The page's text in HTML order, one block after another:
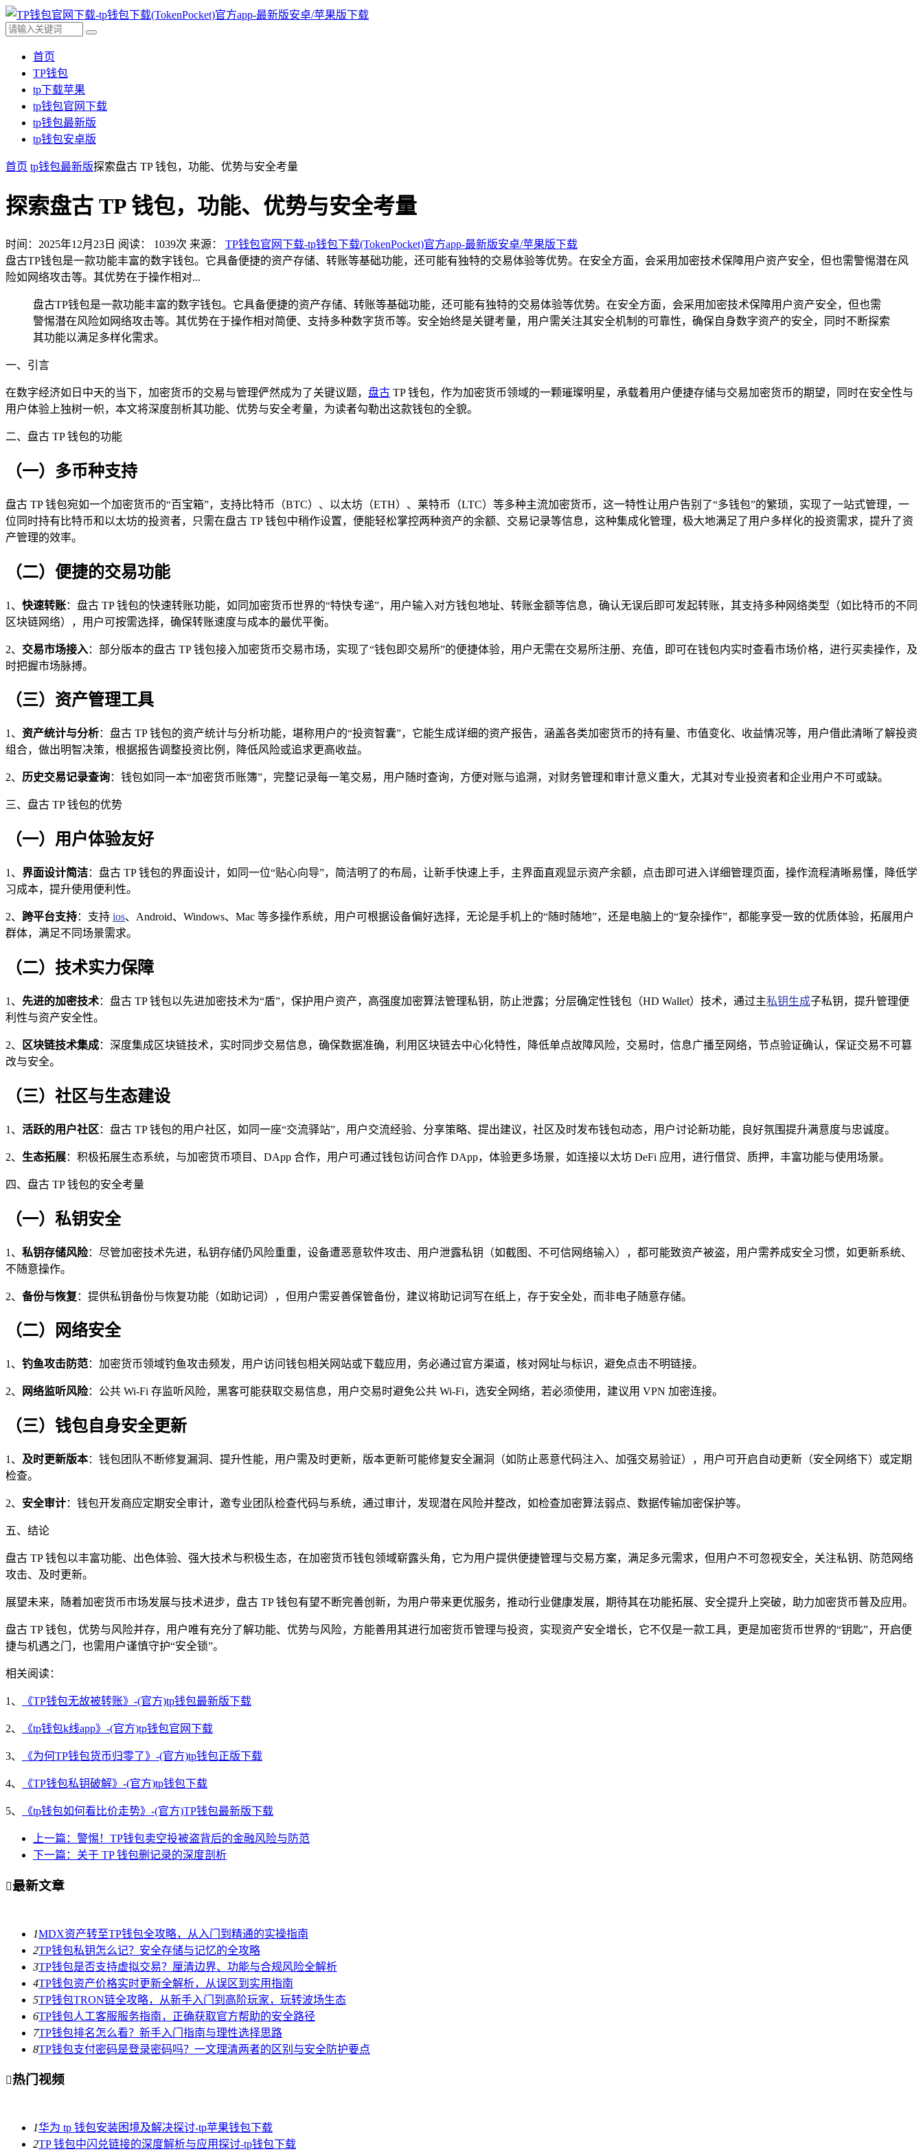
首页
TP钱包
tp下载苹果
tp钱包官网下载
tp钱包最新版
tp钱包安卓版
首页 tp钱包最新版探索盘古 TP 钱包，功能、优势与安全考量
探索盘古 TP 钱包，功能、优势与安全考量
时间：2025年12月23日 阅读： 1039次 来源： TP钱包官网下载-tp钱包下载(TokenPocket)官方app-最新版安卓/苹果版下载
盘古TP钱包是一款功能丰富的数字钱包。它具备便捷的资产存储、转账等基础功能，还可能有独特的交易体验等优势。在安全方面，会采用加密技术保障用户资产安全，但也需警惕潜在风
险如网络攻击等。其优势在于操作相对...
盘古TP钱包是一款功能丰富的数字钱包。它具备便捷的资产存储、转账等基础功能，还可能有独特的交易体验等优势。在安全方面，会采用加密技术保障用户资产安全，但也需
警惕潜在风险如网络攻击等。其优势在于操作相对简便、支持多种数字货币等。安全始终是关键考量，用户需关注其安全机制的可靠性，确保自身数字资产的安全，同时不断探索
其功能以满足多样化需求。
一、引言
在数字经济如日中天的当下，加密货币的交易与管理俨然成为了关键议题， 盘古 TP 钱包，作为加密货币领域的一颗璀璨明星，承载着用户便捷存储与交易加密货币的期望，同时在安全性与
用户体验上独树一帜，本文将深度剖析其功能、优势与安全考量，为读者勾勒出这款钱包的全貌。
二、盘古 TP 钱包的功能
（一）多币种支持
盘古 TP 钱包宛如一个加密货币的“百宝箱”，支持比特币（BTC）、以太坊（ETH）、莱特币（LTC）等多种主流加密货币，这一特性让用户告别了“多钱包”的繁琐，实现了一站式管理，一
位同时持有比特币和以太坊的投资者，只需在盘古 TP 钱包中稍作设置，便能轻松掌控两种资产的余额、交易记录等信息，这种集成化管理，极大地满足了用户多样化的投资需求，提升了资
产管理的效率。
（二）便捷的交易功能
1、 快速转账：盘古 TP 钱包的快速转账功能，如同加密货币世界的“特快专递”，用户输入对方钱包地址、转账金额等信息，确认无误后即可发起转账，其支持多种网络类型（如比特币的不同
区块链网络），用户可按需选择，确保转账速度与成本的最优平衡。
2、 交易市场接入：部分版本的盘古 TP 钱包接入加密货币交易市场，实现了“钱包即交易所”的便捷体验，用户无需在交易所注册、充值，即可在钱包内实时查看市场价格，进行买卖操作，及
时把握市场脉搏。
（三）资产管理工具
1、 资产统计与分析：盘古 TP 钱包的资产统计与分析功能，堪称用户的“投资智囊”，它能生成详细的资产报告，涵盖各类加密货币的持有量、市值变化、收益情况等，用户借此清晰了解投资
组合，做出明智决策，根据报告调整投资比例，降低风险或追求更高收益。
2、 历史交易记录查询：钱包如同一本“加密货币账簿”，完整记录每一笔交易，用户随时查询，方便对账与追溯，对财务管理和审计意义重大，尤其对专业投资者和企业用户不可或缺。
三、盘古 TP 钱包的优势
（一）用户体验友好
1、 界面设计简洁：盘古 TP 钱包的界面设计，如同一位“贴心向导”，简洁明了的布局，让新手快速上手，主界面直观显示资产余额，点击即可进入详细管理页面，操作流程清晰易懂，降低学
习成本，提升使用便利性。
2、 跨平台支持：支持 ios、Android、Windows、Mac 等多操作系统，用户可根据设备偏好选择，无论是手机上的“随时随地”，还是电脑上的“复杂操作”，都能享受一致的优质体验，拓展用户
群体，满足不同场景需求。
（二）技术实力保障
1、 先进的加密技术：盘古 TP 钱包以先进加密技术为“盾”，保护用户资产，高强度加密算法管理私钥，防止泄露；分层确定性钱包（HD Wallet）技术，通过主私钥生成子私钥，提升管理便
利性与资产安全性。
2、 区块链技术集成：深度集成区块链技术，实时同步交易信息，确保数据准确，利用区块链去中心化特性，降低单点故障风险，交易时，信息广播至网络，节点验证确认，保证交易不可篡
改与安全。
（三）社区与生态建设
1、 活跃的用户社区 ：盘古 TP 钱包的用户社区，如同一座“交流驿站”，用户交流经验、分享策略、提出建议，社区及时发布钱包动态，用户讨论新功能，良好氛围提升满意度与忠诚度。
2、 生态拓展：积极拓展生态系统，与加密货币项目、DApp 合作，用户可通过钱包访问合作 DApp，体验更多场景，如连接以太坊 DeFi 应用，进行借贷、质押，丰富功能与使用场景。
四、盘古 TP 钱包的安全考量
（一）私钥安全
1、 私钥存储风险：尽管加密技术先进，私钥存储仍风险重重，设备遭恶意软件攻击、用户泄露私钥（如截图、不可信网络输入），都可能致资产被盗，用户需养成安全习惯，如更新系统、
不随意操作。
2、 备份与恢复 ：提供私钥备份与恢复功能（如助记词），但用户需妥善保管备份，建议将助记词写在纸上，存于安全处，而非电子随意存储。
（二）网络安全
1、 钓鱼攻击防范：加密货币领域钓鱼攻击频发，用户访问钱包相关网站或下载应用，务必通过官方渠道，核对网址与标识，避免点击不明链接。
2、 网络监听风险：公共 Wi-Fi 存监听风险，黑客可能获取交易信息，用户交易时避免公共 Wi-Fi，选安全网络，若必须使用，建议用 VPN 加密连接。
（三）钱包自身安全更新
1、 及时更新版本：钱包团队不断修复漏洞、提升性能，用户需及时更新，版本更新可能修复安全漏洞（如防止恶意代码注入、加强交易验证），用户可开启自动更新（安全网络下）或定期
检查。
2、 安全审计：钱包开发商应定期安全审计，邀专业团队检查代码与系统，通过审计，发现潜在风险并整改，如检查加密算法弱点、数据传输加密保护等。
五、结论
盘古 TP 钱包以丰富功能、出色体验、强大技术与积极生态，在加密货币钱包领域崭露头角，它为用户提供便捷管理与交易方案，满足多元需求，但用户不可忽视安全，关注私钥、防范网络
攻击、及时更新。
展望未来，随着加密货币市场发展与技术进步，盘古 TP 钱包有望不断完善创新，为用户带来更优服务，推动行业健康发展，期待其在功能拓展、安全提升上突破，助力加密货币普及应用。
盘古 TP 钱包，优势与风险并存，用户唯有充分了解功能、优势与风险，方能善用其进行加密货币管理与投资，实现资产安全增长，它不仅是一款工具，更是加密货币世界的“钥匙”，开启便
捷与机遇之门，也需用户谨慎守护“安全锁”。
相关阅读：
1、 《TP钱包无故被转账》-(官方)tp钱包最新版下载
2、 《tp钱包k线app》-(官方)tp钱包官网下载
3、 《为何TP钱包货币归零了》-(官方)tp钱包正版下载
4、 《TP钱包私钥破解》-(官方)tp钱包下载
5、 《tp钱包如何看比价走势》-(官方)TP钱包最新版下载
上一篇：警惕！TP钱包卖空投被盗背后的金融风险与防范
下一篇：关于 TP 钱包删记录的深度剖析
最新文章
1MDX资产转至TP钱包全攻略，从入门到精通的实操指南
2TP钱包私钥怎么记？安全存储与记忆的全攻略
3TP钱包是否支持虚拟交易？厘清边界、功能与合规风险全解析
4TP钱包资产价格实时更新全解析，从误区到实用指南
5TP钱包TRON链全攻略，从新手入门到高阶玩家，玩转波场生态
6TP钱包人工客服服务指南，正确获取官方帮助的安全路径
7TP钱包排名怎么看？新手入门指南与理性选择思路
8TP钱包支付密码是登录密码吗？一文理清两者的区别与安全防护要点
热门视频
1华为 tp 钱包安装困境及解决探讨-tp苹果钱包下载
2TP 钱包中闪兑链接的深度解析与应用探讨-tp钱包下载